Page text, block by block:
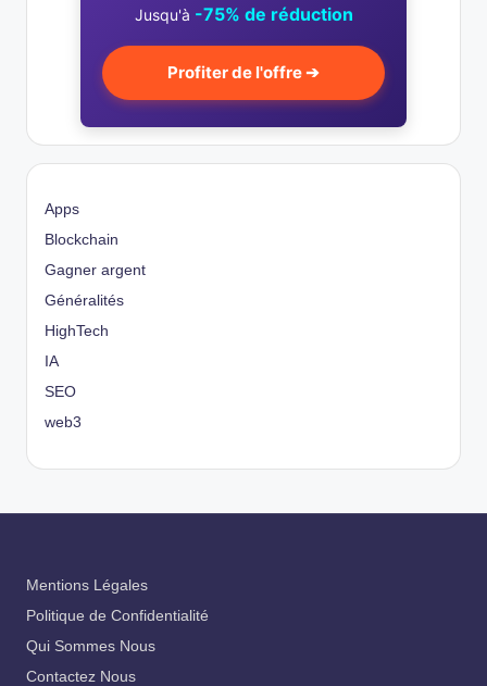
Jusqu'à -75% de réduction
Profiter de l'offre ➔
Apps
Blockchain
Gagner argent
Généralités
HighTech
IA
SEO
web3
Mentions Légales
Politique de Confidentialité
Qui Sommes Nous
Contactez Nous